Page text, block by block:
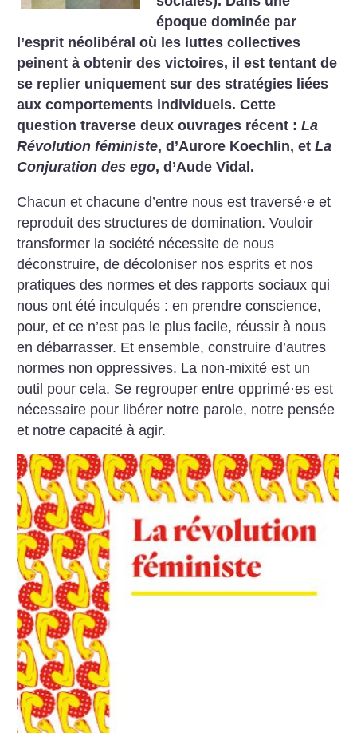
époque dominée par
l’esprit néolibéral où les luttes collectives
peinent à obtenir des victoires, il est tentant de
se replier uniquement sur des stratégies liées
aux comportements individuels. Cette
question traverse deux ouvrages récent :La
Révolution féministe, d’Aurore Koechlin, etLa
Conjuration des ego, d’Aude Vidal.
Chacun et chacune d’entre nous est traversé·e et
reproduit des structures de domination. Vouloir
transformer la société nécessite de nous
déconstruire, de décoloniser nos esprits et nos
pratiques des normes et des rapports sociaux qui
nous ont été inculqués : en prendre conscience,
pour, et ce n’est pas le plus facile, réussir à nous
en débarrasser. Et ensemble, construire d’autres
normes non oppressives. La non-mixité est un
outil pour cela. Se regrouper en­tre opprimé·es est
nécessaire pour libérer notre parole, notre pensée
et notre capacité à agir.